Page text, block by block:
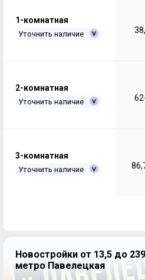
1-комнатная
Уточнить наличие
2-комнатная
Уточнить наличие
3-комнатная
Уточнить наличие
Новостройки от 13,5 до
метро Павелецкая